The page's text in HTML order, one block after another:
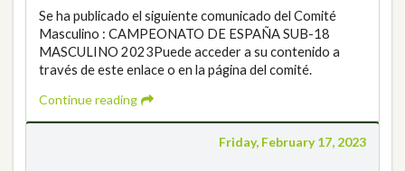
Se ha publicado el siguiente comunicado del Comité
Masculino : CAMPEONATO DE ESPAÑA SUB-18
MASCULINO 2023Puede acceder a su contenido a
través de este enlace o en la página del comité.
Continue reading
Friday, February 17, 2023